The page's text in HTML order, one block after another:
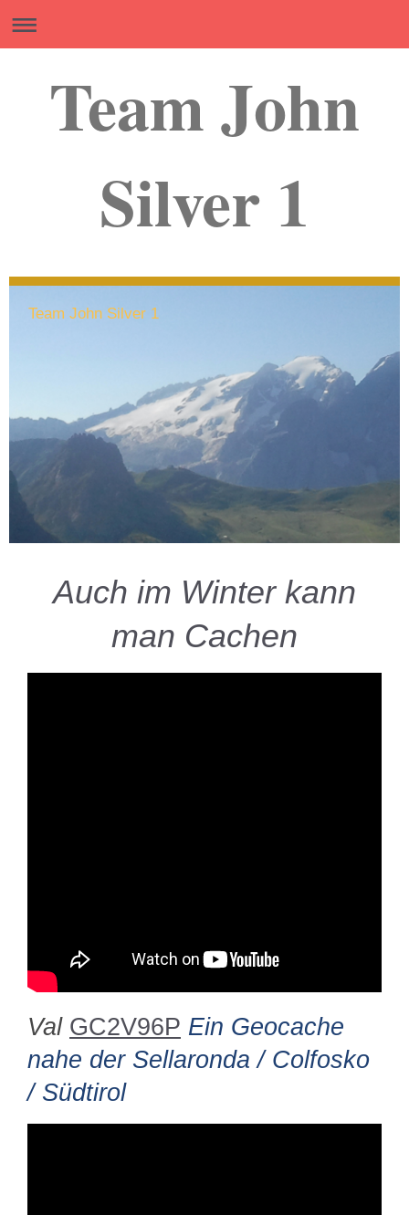
Team John
Silver 1
Team John Silver 1
Auch im Winter kann
man Cachen
Val GC2V96P Ein Geocache
nahe der Sellaronda / Colfosko
/ Südtirol